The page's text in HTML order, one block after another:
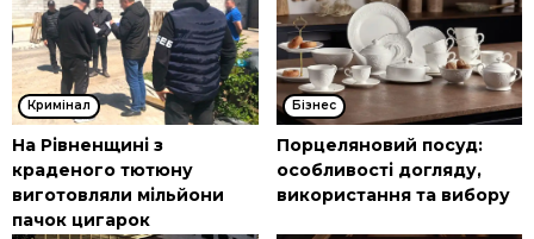
Кримінал
На Рівненщині з
краденого тютюну
виготовляли мільйони
пачок цигарок
Бізнес
Порцеляновий посуд:
особливості догляду,
використання та вибору